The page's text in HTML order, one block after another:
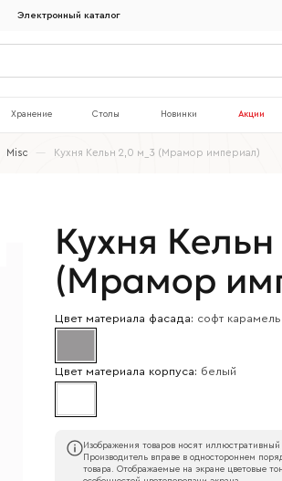
Электронный каталог
Хранение Столы Новинки Акции
Misc — Кухня Кельн 2,0 м_3 (Мрамор империал)
Кухня
(Мрамор
Цвет материала фасада: софт карамель
Цвет материала корпуса: белый
Изображения товаров носят иллюстративный
Производитель вправе в одностороннем
товара. Отображаемые на экране цветовые